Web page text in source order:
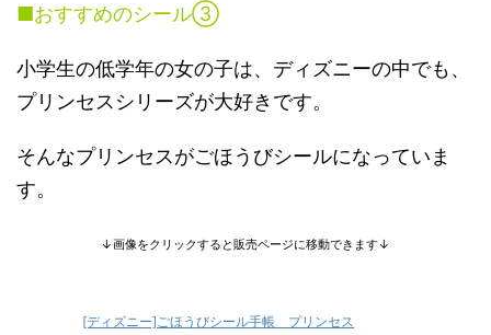
■おすすめのシール③
小学生の低学年の女の子は、ディズニーの中でも、
プリンセスシリーズが大好きです。
そんなプリンセスがごほうびシールになっていま
す。
↓画像をクリックすると販売ページに移動できます↓
[ディズニー]ごほうびシール手帳 プリンセス